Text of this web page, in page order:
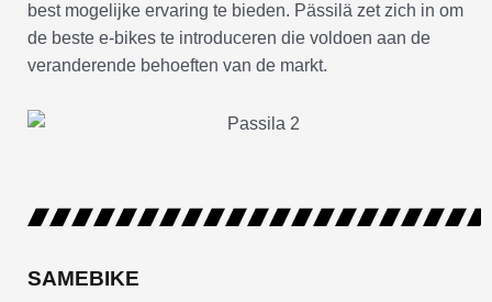
best mogelijke ervaring te bieden. Pässilä zet zich in om
de beste e-bikes te introduceren die voldoen aan de
veranderende behoeften van de markt.
SAMEBIKE